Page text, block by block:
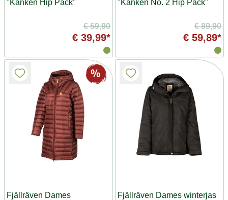
"Kanken Hip Pack"
€ 59,90
€ 39,99*
"Kanken No. 2 Hip Pack"
€ 89,90
€ 59,89*
Fjällräven Dames
Fjällräven Dames winterjas